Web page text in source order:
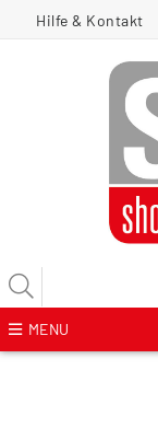
Hilfe & Kontakt
MENU